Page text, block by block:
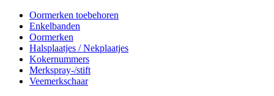
Oormerken toebehoren
Enkelbanden
Oormerken
Halsplaatjes / Nekplaatjes
Kokernummers
Merkspray-/stift
Veemerkschaar